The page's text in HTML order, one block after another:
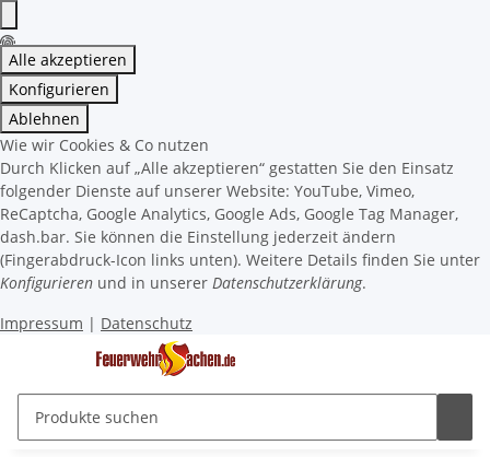
Alle akzeptieren
Konfigurieren
Ablehnen
Wie wir Cookies & Co nutzen
Durch Klicken auf „Alle akzeptieren“ gestatten Sie den Einsatz
folgender Dienste auf unserer Website: YouTube, Vimeo,
ReCaptcha, Google Analytics, Google Ads, Google Tag Manager,
dash.bar. Sie können die Einstellung jederzeit ändern
(Fingerabdruck-Icon links unten). Weitere Details finden Sie unter
Konfigurieren und in unserer Datenschutzerklärung.
Impressum | Datenschutz